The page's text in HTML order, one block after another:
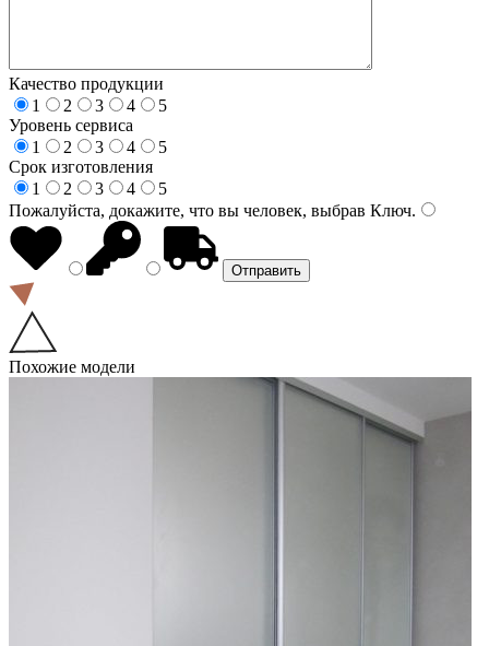
Качество продукции
1
2 3 4
5
Уровень сервиса
1
2 3 4
5
Срок изготовления
1
2 3 4
5
Пожалуйста, докажите, что вы человек, выбрав Ключ.
Похожие модели